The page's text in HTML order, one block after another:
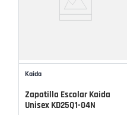
Kaida
Zapatilla Escolar Kaida
Unisex KD25Q1-04N